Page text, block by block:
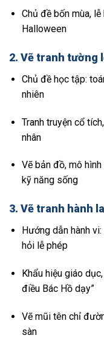
Chủ đề bốn mùa,
Halloween
2. Vẽ tranh tường
Chủ đề học tập:
nhiên
Tranh truyện cổ
nhân
Vẽ bản đồ, mô
kỹ năng sống
3. Vẽ tranh hành
Hướng dẫn hành
hỏi lễ phép
Khẩu hiệu giáo
điều Bác Hồ dạy”
Vẽ mũi tên chỉ
sàn